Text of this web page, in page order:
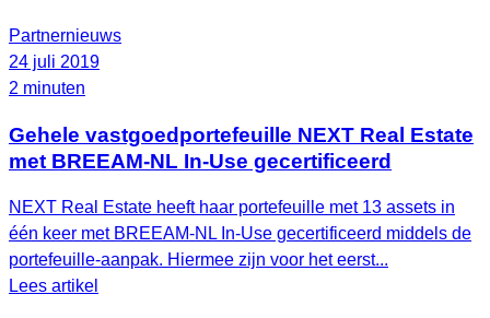
Partnernieuws
24 juli 2019
2 minuten
Gehele vastgoedportefeuille NEXT Real Estate
met BREEAM-NL In-Use gecertificeerd
NEXT Real Estate heeft haar portefeuille met 13 assets in
één keer met BREEAM-NL In-Use gecertificeerd middels de
portefeuille-aanpak. Hiermee zijn voor het eerst...
Lees artikel